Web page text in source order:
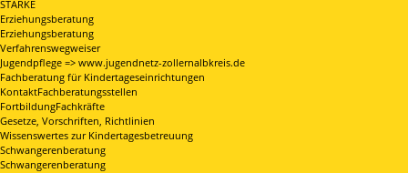
STÄRKE
Erziehungsberatung
Erziehungsberatung
Verfahrenswegweiser
Jugendpflege => www.jugendnetz-zollernalbkreis.de
Fachberatung für Kindertageseinrichtungen
KontaktFachberatungsstellen
FortbildungFachkräfte
Gesetze, Vorschriften, Richtlinien
Wissenswertes zur Kindertagesbetreuung
Schwangerenberatung
Schwangerenberatung